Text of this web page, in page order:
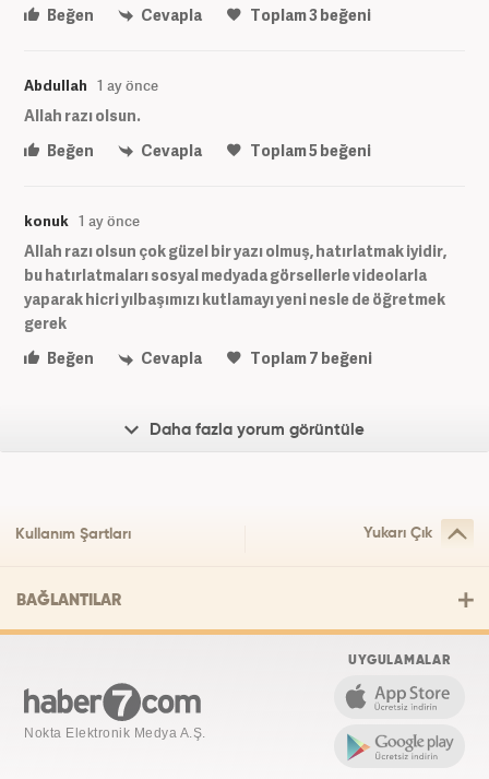
Beğen
Cevapla Toplam3beğeni
Abdullah 1 ay önce
Allah razı olsun.
Beğen
Cevapla Toplam5beğeni
konuk 1 ay önce
Allah razı olsun çok güzel bir yazı olmuş, hatırlatmak iyidir,
bu hatırlatmaları sosyal medyada görsellerle videolarla
yaparak hicri yılbaşımızı kutlamayı yeni nesle de öğretmek
gerek
Beğen
Cevapla Toplam7 beğeni
Daha fazla yorum görüntüle
Kullanım Şartları Yukarı Çık
BAĞLANTILAR
Nokta Elektronik Medya A.Ş.
UYGULAMALAR